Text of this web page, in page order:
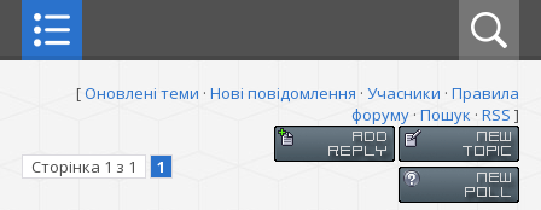
[Оновлені теми · Нові повідомлення · Учасники · Правила
форуму · Пошук · RSS ]
Сторінка 1 з 1 1